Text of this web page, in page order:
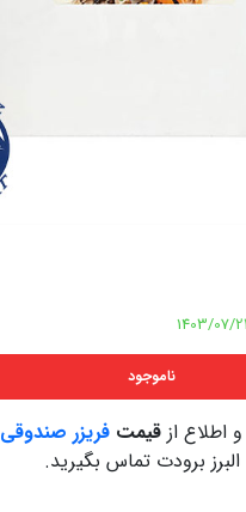
1403/07/
ناموجود
اطلاع از قیمت فریزر صندوقی
برودت تماس بگیرید.